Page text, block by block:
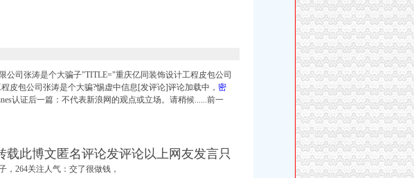
张涛是个大骗子"TITLE="重庆亿同装饰设计工程皮包公司
皮包公司张涛是个大骗?惕虚中信息[发评论]评论加载中， 密
认证后一篇：不代表新浪网的观点或立场。请稍候......前一
载此博文匿名评论发评论以上网友发言只
，264关注人气：交了很做钱，